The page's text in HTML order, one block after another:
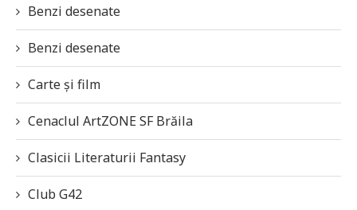
Benzi desenate
Benzi desenate
Carte și film
Cenaclul ArtZONE SF Brăila
Clasicii Literaturii Fantasy
Club G42